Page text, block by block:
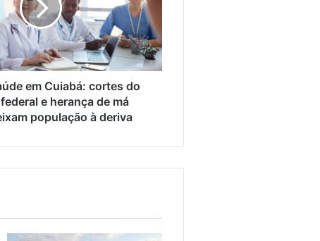
em Cuiabá: cortes do
e herança de má
população à deriva